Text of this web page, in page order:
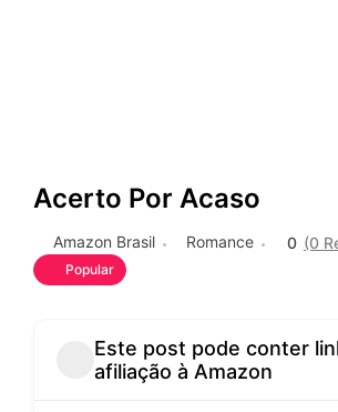
Acerto Por Acaso
Amazon Brasil Romance 0 (0
Popular
Este post pode conter
afiliação à Amazon